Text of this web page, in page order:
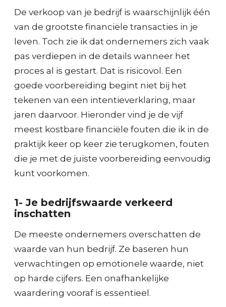
De verkoop van je bedrijf is waarschijnlijk één
van de grootste financiële transacties in je
leven. Toch zie ik dat ondernemers zich vaak
pas verdiepen in de details wanneer het
proces al is gestart. Dat is risicovol. Een
goede voorbereiding begint niet bij het
tekenen van een intentieverklaring, maar
jaren daarvoor. Hieronder vind je de vijf
meest kostbare financiële fouten die ik in de
praktijk keer op keer zie terugkomen, fouten
die je met de juiste voorbereiding eenvoudig
kunt voorkomen.
1- Je bedrijfswaarde verkeerd
inschatten
De meeste ondernemers overschatten de
waarde van hun bedrijf. Ze baseren hun
verwachtingen op emotionele waarde, niet
op harde cijfers. Een onafhankelijke
waardering vooraf is essentieel.